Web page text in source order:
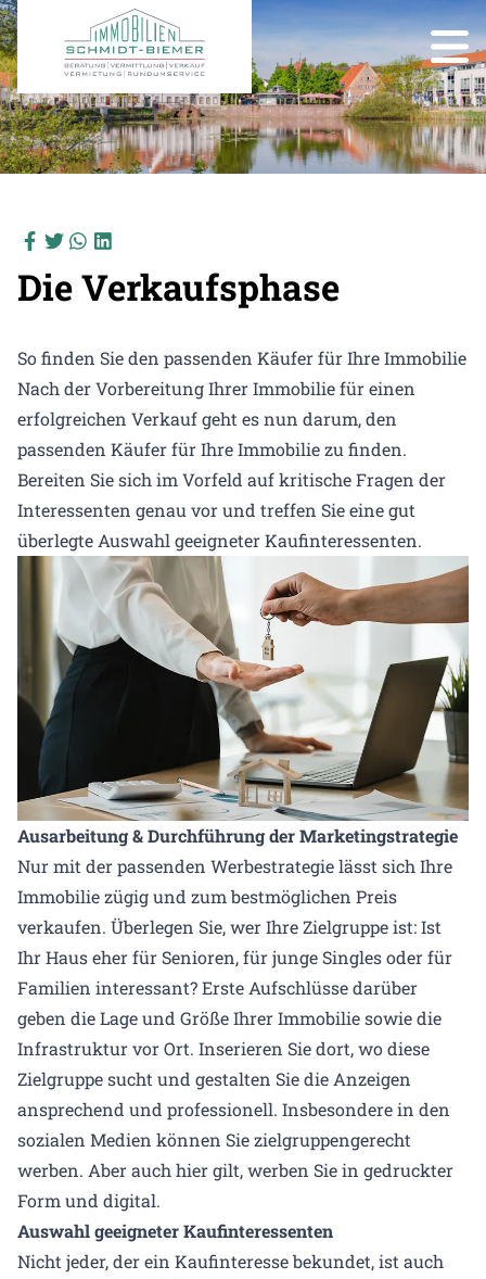
Die Verkaufsphase
So finden Sie den passenden Käufer für Ihre Immobilie
Nach der Vorbereitung Ihrer Immobilie für einen
erfolgreichen Verkauf geht es nun darum, den
passenden Käufer für Ihre Immobilie zu finden.
Bereiten Sie sich im Vorfeld auf kritische Fragen der
Interessenten genau vor und treffen Sie eine gut
überlegte Auswahl geeigneter Kaufinteressenten.
Ausarbeitung & Durchführung der Marketingstrategie
Nur mit der passenden Werbestrategie lässt sich Ihre
Immobilie zügig und zum bestmöglichen Preis
verkaufen. Überlegen Sie, wer Ihre Zielgruppe ist: Ist
Ihr Haus eher für Senioren, für junge Singles oder für
Familien interessant? Erste Aufschlüsse darüber
geben die Lage und Größe Ihrer Immobilie sowie die
Infrastruktur vor Ort. Inserieren Sie dort, wo diese
Zielgruppe sucht und gestalten Sie die Anzeigen
ansprechend und professionell. Insbesondere in den
sozialen Medien können Sie zielgruppengerecht
werben. Aber auch hier gilt, werben Sie in gedruckter
Form und digital.
Auswahl geeigneter Kaufinteressenten
Nicht jeder, der ein Kaufinteresse bekundet, ist auch